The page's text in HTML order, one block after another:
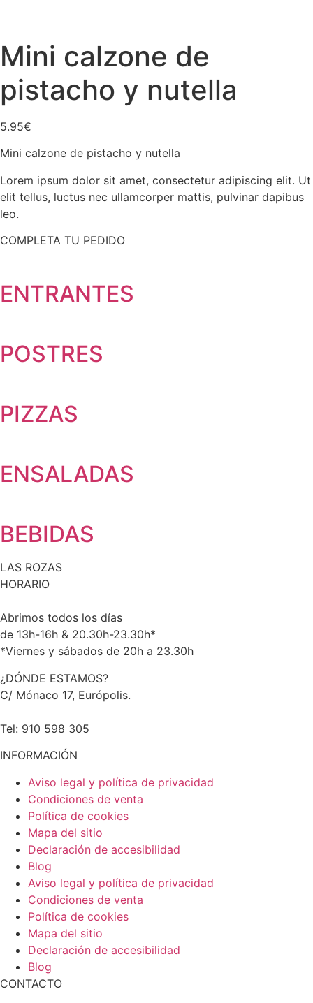
Mini calzone de
pistacho y nutella
5.95€
Mini calzone de pistacho y nutella
Lorem ipsum dolor sit amet, consectetur adipiscing elit. Ut
elit tellus, luctus nec ullamcorper mattis, pulvinar dapibus
leo.
COMPLETA TU PEDIDO
ENTRANTES
POSTRES
PIZZAS
ENSALADAS
BEBIDAS
LAS ROZAS
HORARIO
Abrimos todos los días
de 13h-16h & 20.30h-23.30h*
*Viernes y sábados de 20h a 23.30h
¿DÓNDE ESTAMOS?
C/ Mónaco 17, Európolis.
Tel: 910 598 305
INFORMACIÓN
Aviso legal y política de privacidad
Condiciones de venta
Política de cookies
Mapa del sitio
Declaración de accesibilidad
Blog
Aviso legal y política de privacidad
Condiciones de venta
Política de cookies
Mapa del sitio
Declaración de accesibilidad
Blog
CONTACTO